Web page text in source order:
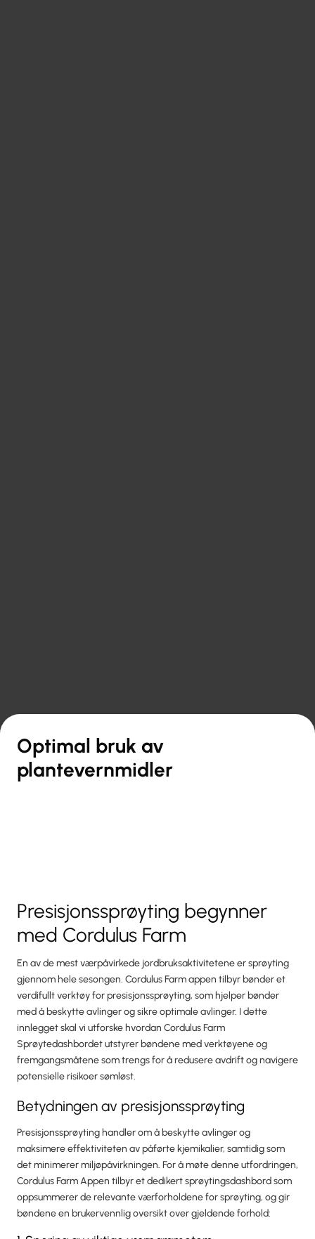
Optimal bruk av
plantevernmidler
Presisjonssprøyting begynner
med Cordulus Farm
En av de mest værpåvirkede jordbruksaktivitetene er sprøyting
gjennom hele sesongen. Cordulus Farm appen tilbyr bønder et
verdifullt verktøy for presisjonssprøyting, som hjelper bønder
med å beskytte avlinger og sikre optimale avlinger. I dette
innlegget skal vi utforske hvordan Cordulus Farm
Sprøytedashbordet utstyrer bøndene med verktøyene og
fremgangsmåtene som trengs for å redusere avdrift og navigere
potensielle risikoer sømløst.
Betydningen av presisjonssprøyting
Presisjonssprøyting handler om å beskytte avlinger og
maksimere effektiviteten av påførte kjemikalier, samtidig som
det minimerer miljøpåvirkningen. For å møte denne utfordringen,
Cordulus Farm Appen tilbyr et dedikert sprøytingsdashbord som
oppsummerer de relevante værforholdene for sprøyting, og gir
bøndene en brukervennlig oversikt over gjeldende forhold: